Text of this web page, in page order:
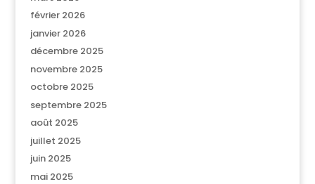
février 2026
janvier 2026
décembre 2025
novembre 2025
octobre 2025
septembre 2025
août 2025
juillet 2025
juin 2025
mai 2025